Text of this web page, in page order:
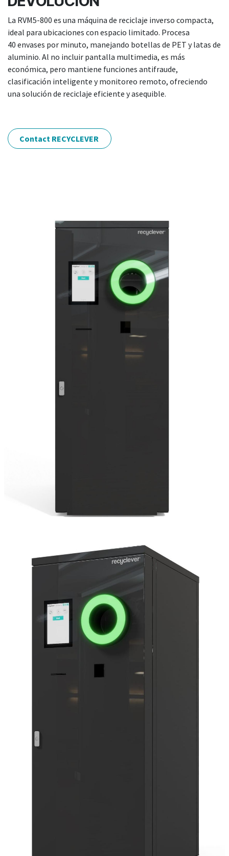
La RVM5-800 es una máquina de reciclaje inverso compacta,
ideal para ubicaciones con espacio limitado. Procesa
40 envases por minuto, manejando botellas de PET y latas de
aluminio. Al no incluir pantalla multimedia, es más
económica, pero mantiene funciones antifraude,
clasificación inteligente y monitoreo remoto, ofreciendo
una solución de reciclaje eficiente y asequible.
Contact RECYCLEVER